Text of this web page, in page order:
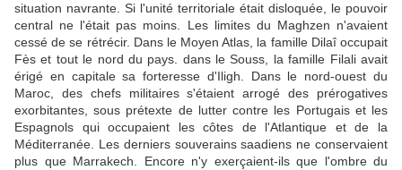
situation navrante. Si l'unité territoriale était disloquée, le pouvoir
central ne l'était pas moins. Les limites du Maghzen n'avaient
cessé de se rétrécir. Dans le Moyen Atlas, la famille Dilaî occupait
Fès et tout le nord du pays. dans le Souss, la famille Filali avait
érigé en capitale sa forteresse d'Iligh. Dans le nord-ouest du
Maroc, des chefs militaires s'étaient arrogé des prérogatives
exorbitantes, sous prétexte de lutter contre les Portugais et les
Espagnols qui occupaient les côtes de l'Atlantique et de la
Méditerranée. Les derniers souverains saadiens ne conservaient
plus que Marrakech. Encore n'y exerçaient-ils que l'ombre du